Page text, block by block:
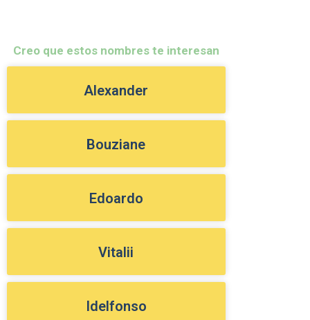
Creo que estos nombres te interesan
Alexander
Bouziane
Edoardo
Vitalii
Idelfonso